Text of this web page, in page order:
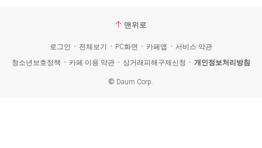
맨위로
로그인 전체보기 PC화면 카페앱
서비스 약관
청소년보호정책
카페 이용 약관 상거래피해구제신청 개인정보처리방침
© Daum Corp.